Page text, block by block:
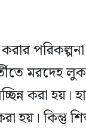
পরিকল্পনা
মরদেহ
করা
হয়। কিন্তু